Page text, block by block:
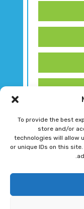
To provide the best
store and/or
technologies will allow
or unique IDs on this